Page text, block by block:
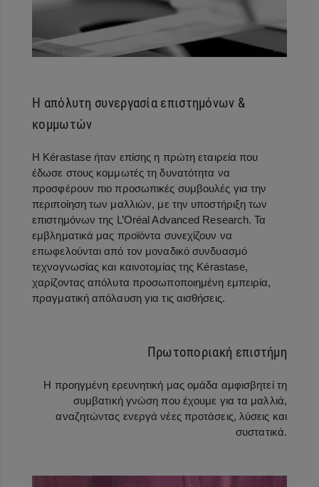
Η απόλυτη συνεργασία επιστημόνων &
κομμωτών
Η Kérastase ήταν επίσης η πρώτη εταιρεία που
έδωσε στους κομμωτές τη δυνατότητα να
προσφέρουν πιο προσωπικές συμβουλές για την
περιποίηση των μαλλιών, με την υποστήριξη των
επιστημόνων της L’Oréal Advanced Research. Τα
εμβληματικά μας προϊόντα συνεχίζουν να
επωφελούνται από τον μοναδικό συνδυασμό
τεχνογνωσίας και καινοτομίας της Kérastase,
χαρίζοντας απόλυτα προσωποποιημένη εμπειρία,
πραγματική απόλαυση για τις αισθήσεις.
Πρωτοποριακή επιστήμη
Η προηγμένη ερευνητική μας ομάδα αμφισβητεί τη
συμβατική γνώση που έχουμε για τα μαλλιά,
αναζητώντας ενεργά νέες προτάσεις, λύσεις και
συστατικά.